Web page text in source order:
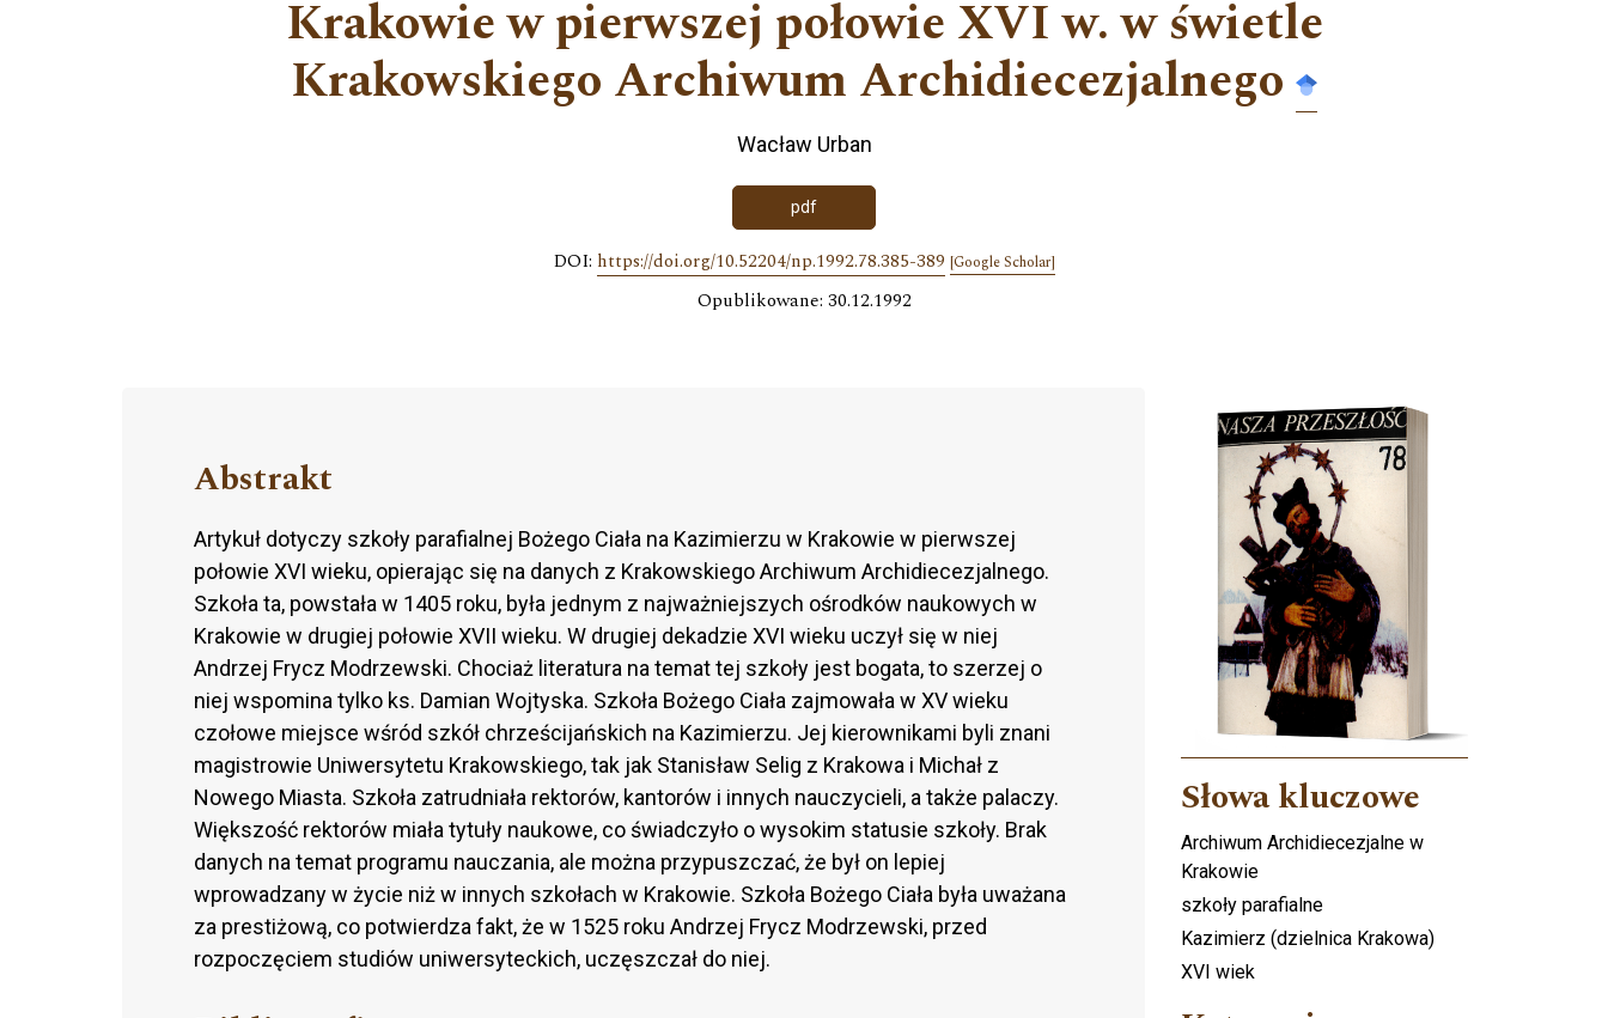
Krakowie w pierwszej połowie XVI w. w świetle
Krakowskiego Archiwum Archidiecezjalnego
Wacław Urban
pdf
DOI: https://doi.org/10.52204/np.1992.78.385-389 [Google Scholar]
Opublikowane: 30.12.1992
Abstrakt
Artykuł dotyczy szkoły parafialnej Bożego Ciała na Kazimierzu w Krakowie w pierwszej
połowie XVI wieku, opierając się na danych z Krakowskiego Archiwum Archidiecezjalnego.
Szkoła ta, powstała w 1405 roku, była jednym z najważniejszych ośrodków naukowych w
Krakowie w drugiej połowie XVII wieku. W drugiej dekadzie XVI wieku uczył się w niej
Andrzej Frycz Modrzewski. Chociaż literatura na temat tej szkoły jest bogata, to szerzej o
niej wspomina tylko ks. Damian Wojtyska. Szkoła Bożego Ciała zajmowała w XV wieku
czołowe miejsce wśród szkół chrześcijańskich na Kazimierzu. Jej kierownikami byli znani
magistrowie Uniwersytetu Krakowskiego, tak jak Stanisław Selig z Krakowa i Michał z
Nowego Miasta. Szkoła zatrudniała rektorów, kantorów i innych nauczycieli, a także palaczy.
Większość rektorów miała tytuły naukowe, co świadczyło o wysokim statusie szkoły. Brak
danych na temat programu nauczania, ale można przypuszczać, że był on lepiej
wprowadzany w życie niż w innych szkołach w Krakowie. Szkoła Bożego Ciała była uważana
za prestiżową, co potwierdza fakt, że w 1525 roku Andrzej Frycz Modrzewski, przed
rozpoczęciem studiów uniwersyteckich, uczęszczał do niej.
Cover image
Słowa kluczowe
Archiwum Archidiecezjalne w
Krakowie
szkoły parafialne
Kazimierz (dzielnica Krakowa)
XVI wiek